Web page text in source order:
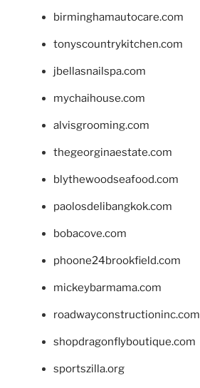
birminghamautocare.com
tonyscountrykitchen.com
jbellasnailspa.com
mychaihouse.com
alvisgrooming.com
thegeorginaestate.com
blythewoodseafood.com
paolosdelibangkok.com
bobacove.com
phoone24brookfield.com
mickeybarmama.com
roadwayconstructioninc.com
shopdragonflyboutique.com
sportszilla.org